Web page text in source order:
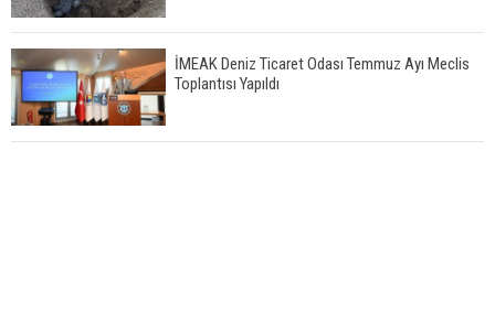
İMEAK Deniz Ticaret Odası Temmuz Ayı Meclis
Toplantısı Yapıldı